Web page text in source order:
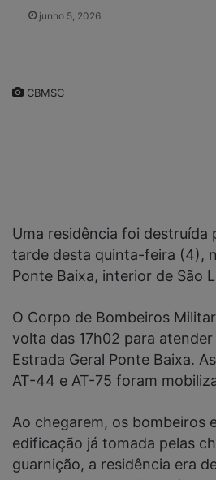
junho 5, 2026
CBMSC
Uma residência foi destruída
tarde desta quinta-feira (4),
Ponte Baixa, interior de São
O Corpo de Bombeiros
volta das 17h02 para
Estrada Geral Ponte Baixa.
AT-44 e AT-75 foram
Ao chegarem, os bombeiros
edificação já tomada pelas
guarnição, a residência era